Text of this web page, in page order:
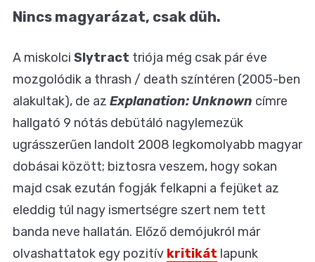
MÁSVILÁG
BLOG
Nincs magyarázat, csak düh.
A miskolci Slytract triója még csak pár éve
mozgolódik a thrash / death színtéren (2005-ben
alakultak), de az Explanation: Unknown címre
hallgató 9 nótás debütáló nagylemezük
ugrásszerűen landolt 2008 legkomolyabb magyar
dobásai között; biztosra veszem, hogy sokan
majd csak ezután fogják felkapni a fejüket az
eleddig túl nagy ismertségre szert nem tett
banda neve hallatán. Előző demójukról már
olvashattatok egy pozitív kritikát lapunk